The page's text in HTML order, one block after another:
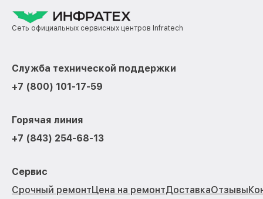
Сеть официальных сервисных центров Infratech
Служба технической поддержки
+7 (800) 101-17-59
Горячая линия
+7 (843) 254-68-13
Сервис
Срочный ремонтЦена на ремонтДоставкаОтзывы